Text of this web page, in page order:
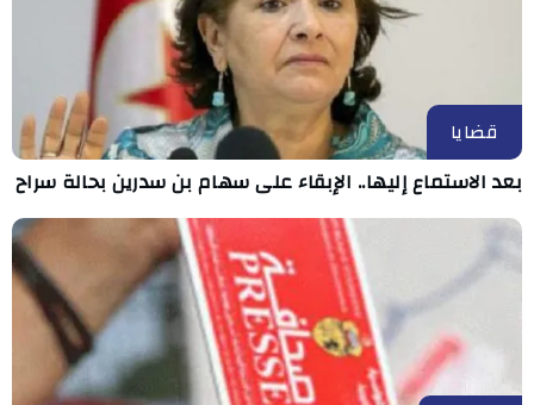
قضايا
بعد الاستماع إليها.. الإبقاء على سهام بن سدرين بحالة سراح